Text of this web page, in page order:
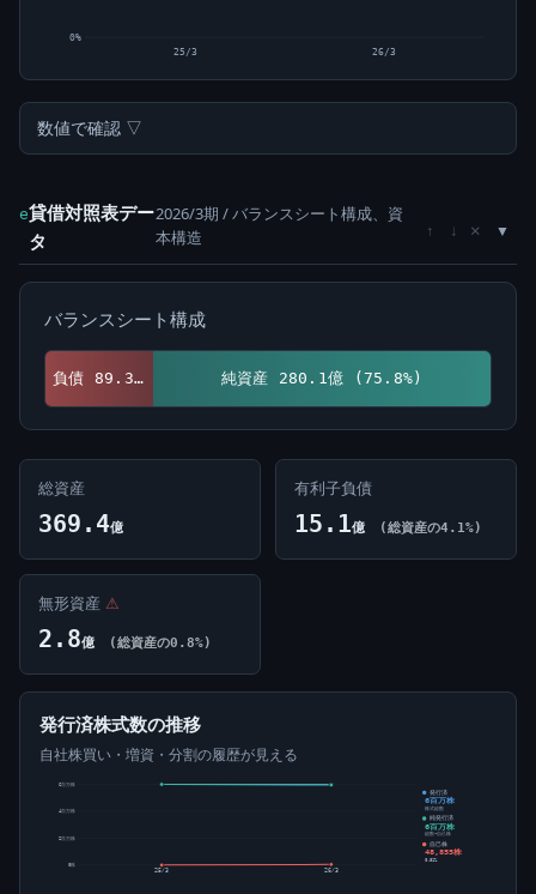
0%
25/3 26/3
数値で確認 ▽
e貸借対照表デー
タ
2026/3期 / バランスシート構成、資
本構造
↑ ↓ ×
バランスシート構成
負債 89.3億 (24.2%) 純資産 280.1億 (75.8%)
総資産
369.4億
有利子負債
15.1億 (総資産の4.1%)
無形資産 ⚠
2.8億 (総資産の0.8%)
発行済株式数の推移
自社株買い・増資・分割の履歴が見える
0株
2百万株
4百万株
6百万株
25/3 26/3
発行済
6百万株
株式総数
純発行済
6百万株
総数-自己株
自己株
48,855株
0.81%